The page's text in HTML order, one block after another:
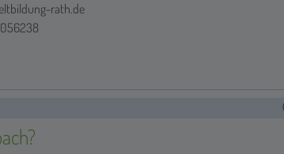
rath.de